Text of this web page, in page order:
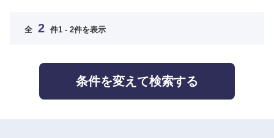
宮崎県
全 2 件1 - 2件を表示
条件を変えて検索する